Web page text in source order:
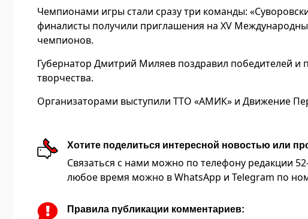
Чемпионами игры стали сразу три команды:
финалисты получили приглашения на XV
чемпионов.
Губернатор Дмитрий Миляев поздравил победителей и
творчества.
Организаторами выступили ТТО «АМИК» и Движение
Хотите поделиться интересной новостью или
Связаться с нами можно по телефону редакции
любое время можно в WhatsApp и Telegram по
Правила публикации комментариев: